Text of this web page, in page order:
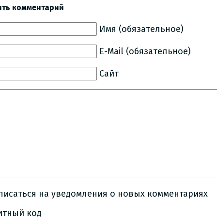
комментарий
Имя (обязательное)
E-Mail (обязательное)
Сайт
на уведомления о новых комментариях